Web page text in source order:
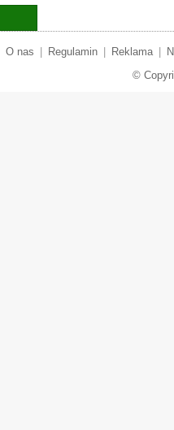
O nas Regulamin Reklama
©